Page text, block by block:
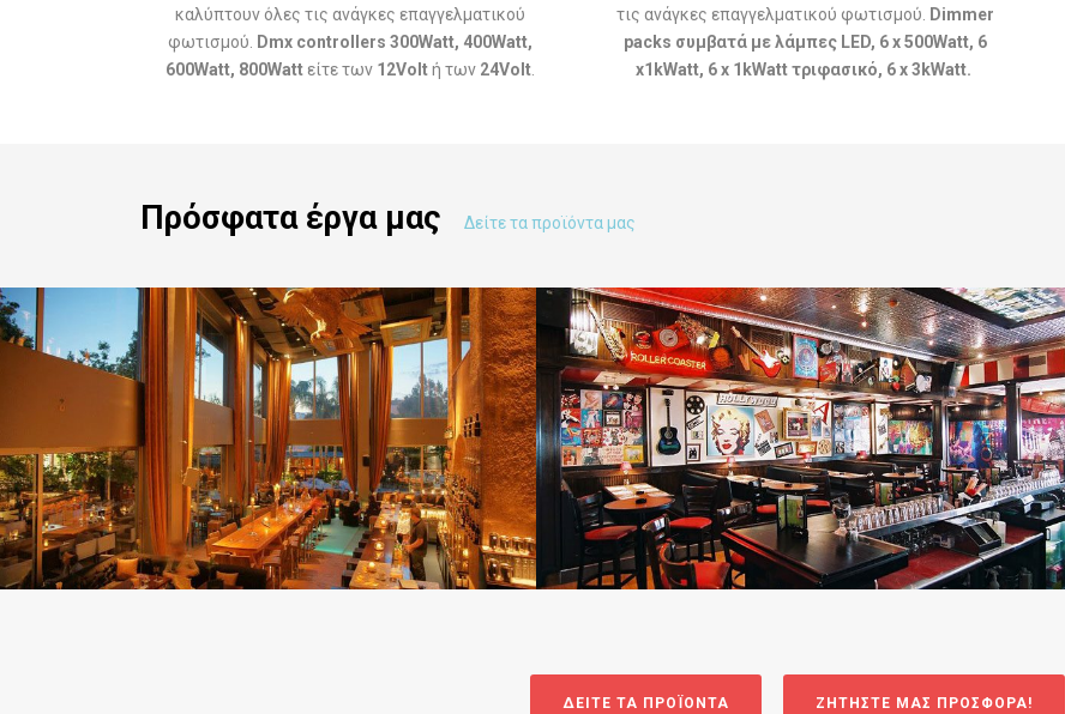
καλύπτουν όλες τις ανάγκες επαγγελματικού
φωτισμού.
Dmx controllers 300Watt, 400Watt,
600Watt, 800Wattείτε των 12Voltή των24Volt.
τις ανάγκες επαγγελματικού φωτισμού.
Dimmer
packs συμβατά με λάμπες LED, 6 x 500Watt, 6
x1kWatt, 6 x 1kWatt τριφασικό, 6 x 3kWatt.
Πρόσφατα έργα μας Δείτε τα προϊόντα μας
dimmer pack digital sense,επαγγλεματικός φωτισμός,τροφοδοτικα
dimmer pack
dimmer pack digital sense,επαγγλεματικός φωτισμός ,τροφοδοτικα
dimmer pack
ΔΕΙΤΕ ΤΑ ΠΡΟΪΟΝΤΑ ΖΗΤΗΣΤΕ ΜΑΣ ΠΡΟΣΦΟΡΑ!